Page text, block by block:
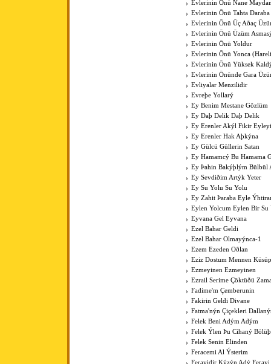
Evlerinin Önü Nane
Evlerinin Önü Tahta Daraba
Evlerinin Önü Üç Aðaç
Evlerinin Önü Üzüm
Evlerinin Önü Yoldur
Evlerinin Önü Yonca
Evlerinin Önü Yüksek
Evlerinin Önünde Gara
Evliyalar Menzilidir
Evreþe Yollarý
Ey Benim Mestane Gözlüm
Ey Daþ Delik Daþ Delik
Ey Erenler Akýl Fikir
Ey Erenler Hak Aþkýna
Ey Gülcü Güllerin Satan
Ey Hamamcý Bu Hamama
Ey Þahin Bakýþlým Bülbül
Ey Sevdiðim Artýk Yeter
Ey Su Yolu Su Yolu
Ey Zahit Þaraba Eyle
Eylen Yolcum Eylen Bir Su
Eyvana Gel Eyvana
Ezel Bahar Geldi
Ezel Bahar Olmayýnca-1
Ezem Ezeden Oðlan
Eziz Dostum Mennen
Ezmeyinen Ezmeyinen
Ezrail Serime Çöktüðü
Fadime'm Çemberunin
Fakirin Geldi Divane
Fatma'nýn Çiçekleri
Felek Beni Adým Adým
Felek Ýlen Þu Cihaný
Felek Senin Elinden
Feracemi Al Ýsterim